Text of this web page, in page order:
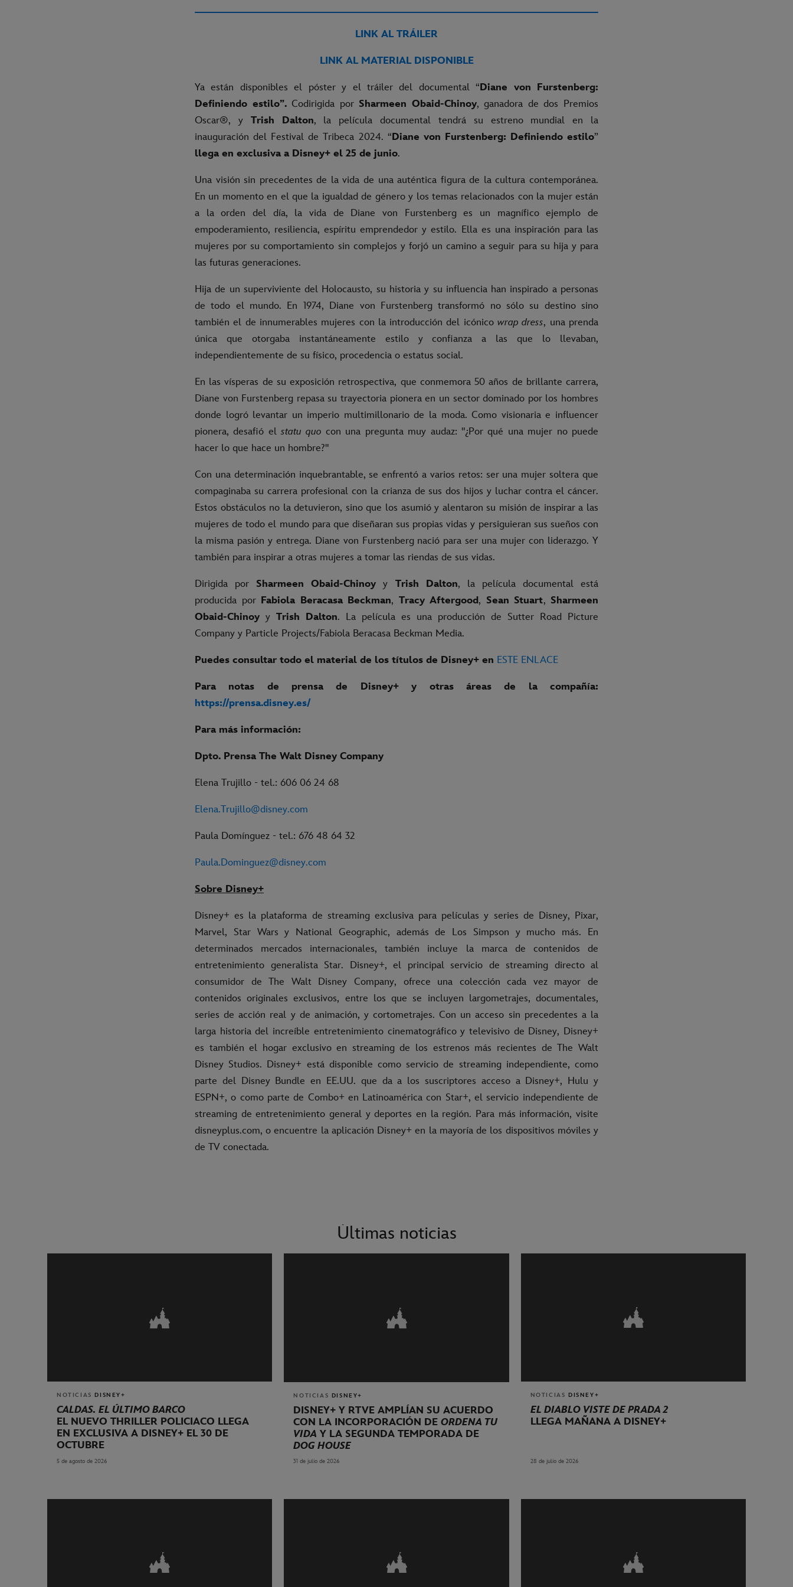
LINK AL TRÁILER
LINK AL MATERIAL DISPONIBLE
Ya están disponibles el póster y el tráiler del documental “Diane von Furstenberg:
Definiendo estilo”.Codirigida por Sharmeen Obaid-Chinoy, ganadora de dos Premios
Oscar®, y Trish Dalton, la película documental tendrá su estreno mundial en la
inauguración del Festival de Tribeca 2024. “Diane von Furstenberg: Definiendo estilo”
llega en exclusiva a Disney+ el 25 de junio.
Una visión sin precedentes de la vida de una auténtica figura de la cultura contemporánea.
En un momento en el que la igualdad de género y los temas relacionados con la mujer están
a la orden del día, la vida de Diane von Furstenberg es un magnífico ejemplo de
empoderamiento, resiliencia, espíritu emprendedor y estilo. Ella es una inspiración para las
mujeres por su comportamiento sin complejos y forjó un camino a seguir para su hija y para
las futuras generaciones.
Hija de un superviviente del Holocausto, su historia y su influencia han inspirado a personas
de todo el mundo. En 1974, Diane von Furstenberg transformó no sólo su destino sino
también el de innumerables mujeres con la introducción del icónicowrap dress, una prenda
única que otorgaba instantáneamente estilo y confianza a las que lo llevaban,
independientemente de su físico, procedencia o estatus social.
En las vísperas de su exposición retrospectiva, que conmemora 50 años de brillante carrera,
Diane von Furstenberg repasa su trayectoria pionera en un sector dominado por los hombres
donde logró levantar un imperio multimillonario de la moda. Como visionaria e influencer
pionera, desafió elstatu quo con una pregunta muy audaz: "¿Por qué una mujer no puede
hacer lo que hace un hombre?"
Con una determinación inquebrantable, se enfrentó a varios retos: ser una mujer soltera que
compaginaba su carrera profesional con la crianza de sus dos hijos y luchar contra el cáncer.
Estos obstáculos no la detuvieron, sino que los asumió y alentaron su misión de inspirar a las
mujeres de todo el mundo para que diseñaran sus propias vidas y persiguieran sus sueños con
la misma pasión y entrega. Diane von Furstenberg nació para ser una mujer con liderazgo. Y
también para inspirar a otras mujeres a tomar las riendas de sus vidas.
Dirigida por Sharmeen Obaid-Chinoy y Trish Dalton, la película documental está
producida por Fabiola Beracasa Beckman, Tracy Aftergood, Sean Stuart, Sharmeen
Obaid-Chinoy y Trish Dalton. La película es una producción de Sutter Road Picture
Company y Particle Projects/Fabiola Beracasa Beckman Media.
Puedes consultar todo el material de los títulos de Disney+ en ESTE ENLACE
Para notas de prensa de Disney+ y otras áreas de la compañía:
https://prensa.disney.es/
Para más información:
Dpto. Prensa The Walt Disney Company
Elena Trujillo - tel.: 606 06 24 68
Elena.Trujillo@disney.com
Paula Domínguez - tel.: 676 48 64 32
Paula.Dominguez@disney.com
Sobre Disney+
Disney+ es la plataforma de streaming exclusiva para películas y series de Disney, Pixar,
Marvel, Star Wars y National Geographic, además de Los Simpson y mucho más. En
determinados mercados internacionales, también incluye la marca de contenidos de
entretenimiento generalista Star. Disney+, el principal servicio de streaming directo al
consumidor de The Walt Disney Company, ofrece una colección cada vez mayor de
contenidos originales exclusivos, entre los que se incluyen largometrajes, documentales,
series de acción real y de animación, y cortometrajes. Con un acceso sin precedentes a la
larga historia del increíble entretenimiento cinematográfico y televisivo de Disney, Disney+
es también el hogar exclusivo en streaming de los estrenos más recientes de The Walt
Disney Studios. Disney+ está disponible como servicio de streaming independiente, como
parte del Disney Bundle en EE.UU. que da a los suscriptores acceso a Disney+, Hulu y
ESPN+, o como parte de Combo+ en Latinoamérica con Star+, el servicio independiente de
streaming de entretenimiento general y deportes en la región. Para más información, visite
disneyplus.com, o encuentre la aplicación Disney+ en la mayoría de los dispositivos móviles y
de TV conectada.
Últimas noticias
NOTICIAS DISNEY+
CALDAS. EL ÚLTIMO BARCO
EL NUEVO THRILLER POLICIACO LLEGA
EN EXCLUSIVA A DISNEY+ EL 30 DE
OCTUBRE
5 de agosto de 2026
NOTICIAS DISNEY+
DISNEY+ Y RTVE AMPLÍAN SU ACUERDO
CON LA INCORPORACIÓN DEORDENA TU
VIDA Y LA SEGUNDA TEMPORADA DE
DOG HOUSE
31 de julio de 2026
NOTICIAS DISNEY+
EL DIABLO VISTE DE PRADA 2
LLEGA MAÑANA A DISNEY+
28 de julio de 2026